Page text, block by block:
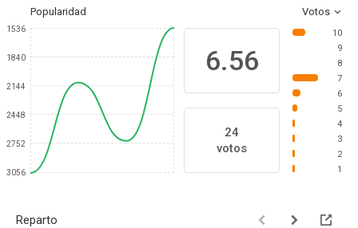
Popularidad Votos
1536
1840
2144
2448
2752
3056
6.56
24
votos
10
9
8
7
6
5
4
3
2
1
Reparto